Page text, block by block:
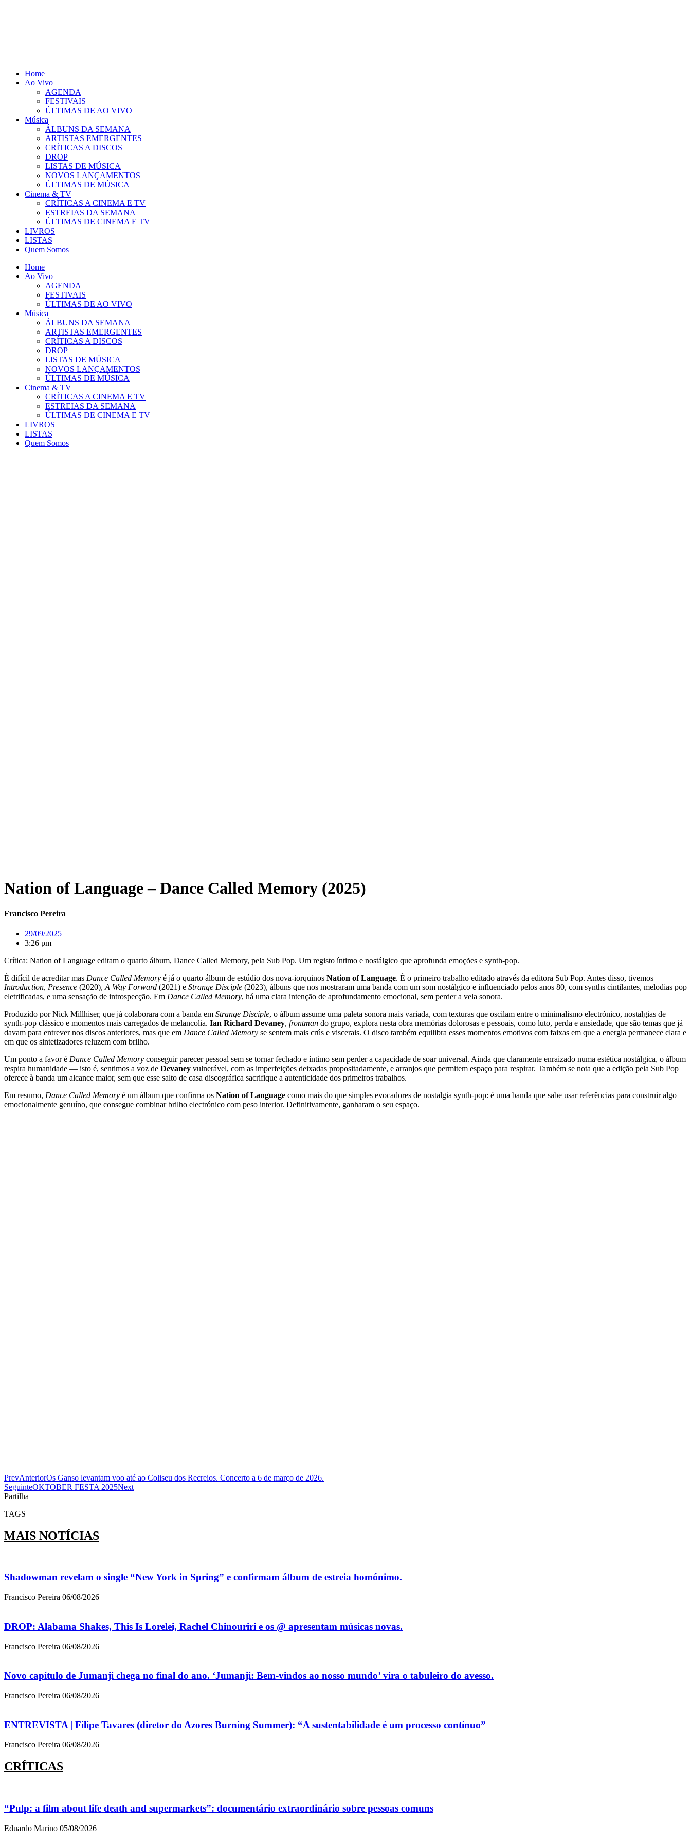
Home
Ao Vivo
AGENDA
FESTIVAIS
ÚLTIMAS DE AO VIVO
Música
ÁLBUNS DA SEMANA
ARTISTAS EMERGENTES
CRÍTICAS A DISCOS
DROP
LISTAS DE MÚSICA
NOVOS LANÇAMENTOS
ÚLTIMAS DE MÚSICA
Cinema & TV
CRÍTICAS A CINEMA E TV
ESTREIAS DA SEMANA
ÚLTIMAS DE CINEMA E TV
LIVROS
LISTAS
Quem Somos
Home
Ao Vivo
AGENDA
FESTIVAIS
ÚLTIMAS DE AO VIVO
Música
ÁLBUNS DA SEMANA
ARTISTAS EMERGENTES
CRÍTICAS A DISCOS
DROP
LISTAS DE MÚSICA
NOVOS LANÇAMENTOS
ÚLTIMAS DE MÚSICA
Cinema & TV
CRÍTICAS A CINEMA E TV
ESTREIAS DA SEMANA
ÚLTIMAS DE CINEMA E TV
LIVROS
LISTAS
Quem Somos
Nation of Language – Dance Called Memory (2025)
Francisco Pereira
29/09/2025
3:26 pm
Crítica: Nation of Language editam o quarto álbum, Dance Called Memory, pela Sub Pop. Um registo íntimo e nostálgico que aprofunda emoções e synth-pop.
É difícil de acreditar mas Dance Called Memory é já o quarto álbum de estúdio dos nova-iorquinos Nation of Language. É o primeiro trabalho editado através da editora Sub Pop. Antes disso, tivemos
Introduction, Presence (2020), A Way Forward (2021) e Strange Disciple (2023), álbuns que nos mostraram uma banda com um som nostálgico e influenciado pelos anos 80, com synths cintilantes, melodias pop
eletrificadas, e uma sensação de introspecção. Em Dance Called Memory, há uma clara intenção de aprofundamento emocional, sem perder a vela sonora.
Produzido por Nick Millhiser, que já colaborara com a banda em Strange Disciple, o álbum assume uma paleta sonora mais variada, com texturas que oscilam entre o minimalismo electrónico, nostalgias de
synth-pop clássico e momentos mais carregados de melancolia. Ian Richard Devaney, frontman do grupo, explora nesta obra memórias dolorosas e pessoais, como luto, perda e ansiedade, que são temas que já
davam para entrever nos discos anteriores, mas que em Dance Called Memory se sentem mais crús e viscerais. O disco também equilibra esses momentos emotivos com faixas em que a energia permanece clara e
em que os sintetizadores reluzem com brilho.
Um ponto a favor é Dance Called Memory conseguir parecer pessoal sem se tornar fechado e íntimo sem perder a capacidade de soar universal. Ainda que claramente enraizado numa estética nostálgica, o álbum
respira humanidade — isto é, sentimos a voz de Devaney vulnerável, com as imperfeições deixadas propositadamente, e arranjos que permitem espaço para respirar. Também se nota que a edição pela Sub Pop
oferece à banda um alcance maior, sem que esse salto de casa discográfica sacrifique a autenticidade dos primeiros trabalhos.
Em resumo, Dance Called Memory é um álbum que confirma os Nation of Language como mais do que simples evocadores de nostalgia synth-pop: é uma banda que sabe usar referências para construir algo
emocionalmente genuíno, que consegue combinar brilho electrónico com peso interior. Definitivamente, ganharam o seu espaço.
PrevAnteriorOs Ganso levantam voo até ao Coliseu dos Recreios. Concerto a 6 de março de 2026.
SeguinteOKTOBER FESTA 2025Next
Partilha
TAGS
MAIS NOTÍCIAS
Shadowman revelam o single “New York in Spring” e confirmam álbum de estreia homónimo.
Francisco Pereira 06/08/2026
DROP: Alabama Shakes, This Is Lorelei, Rachel Chinouriri e os @ apresentam músicas novas.
Francisco Pereira 06/08/2026
Novo capítulo de Jumanji chega no final do ano. ‘Jumanji: Bem-vindos ao nosso mundo’ vira o tabuleiro do avesso.
Francisco Pereira 06/08/2026
ENTREVISTA | Filipe Tavares (diretor do Azores Burning Summer): “A sustentabilidade é um processo contínuo”
Francisco Pereira 06/08/2026
CRÍTICAS
“Pulp: a film about life death and supermarkets”: documentário extraordinário sobre pessoas comuns
Eduardo Marino 05/08/2026